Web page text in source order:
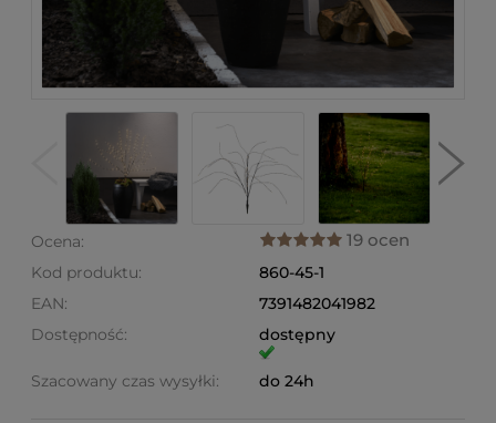
Ocena: 19 ocen
Kod produktu:
860-45-1
EAN:
7391482041982
Dostępność:
dostępny
Szacowany czas wysyłki: do 24h